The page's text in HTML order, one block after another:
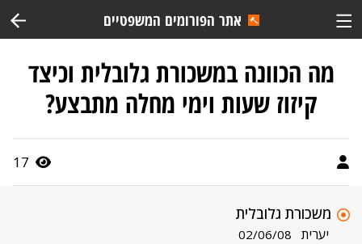
אתר הפורומים המשפטיים
מה הכוונה במשכורת גלובלית וכיצד
קיזוז שעות וימי מחלה מתבצע?
17
משכורת גלובלית
יערית 02/06/08